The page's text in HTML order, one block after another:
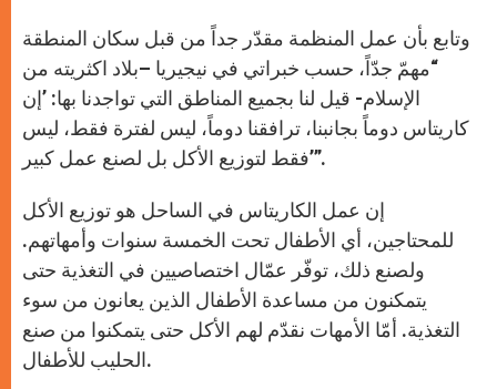
وتابع بأن عمل المنظمة مقدّر جداً من قبل سكان المنطقة
“مهمّ جدّاً، حسب خبراتي في نيجيريا –بلاد اكثريته من
الإسلام- قيل لنا بجميع المناطق التي تواجدنا بها: ’إن
كاريتاس دوماً بجانبنا، ترافقنا دوماً، ليس لفترة فقط، ليس
فقط لتوزيع الأكل بل لصنع عمل كبير’”.
إن عمل الكاريتاس في الساحل هو توزيع الأكل
للمحتاجين، أي الأطفال تحت الخمسة سنوات وأمهاتهم.
ولصنع ذلك، توفّر عمّال اختصاصيين في التغذية حتى
يتمكنون من مساعدة الأطفال الذين يعانون من سوء
التغذية. أمّا الأمهات نقدّم لهم الأكل حتى يتمكنوا من صنع
الحليب للأطفال.